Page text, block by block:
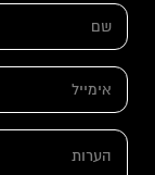
א
מ
י
ל
ש
*
א
מ
י
ה